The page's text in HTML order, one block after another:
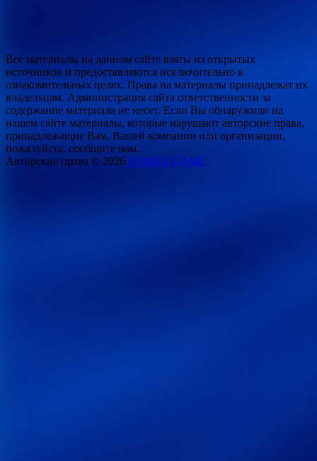
Все материалы на данном сайте взяты из открытых
источников и предоставляются исключительно в
ознакомительных целях. Права на материалы принадлежат их
владельцам. Администрация сайта ответственности за
содержание материала не несет. Если Вы обнаружили на
нашем сайте материалы, которые нарушают авторские права,
принадлежащие Вам, Вашей компании или организации,
пожалуйста, сообщите нам.
Авторские права © 2026 FAMILY-GAME.